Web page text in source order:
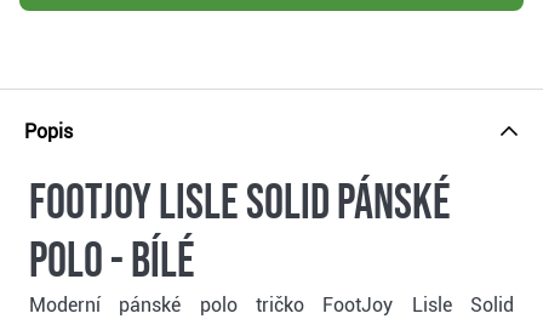
Popis
FootJoy Lisle Solid pánské
polo - bílé
Moderní pánské polo tričko FootJoy Lisle Solid